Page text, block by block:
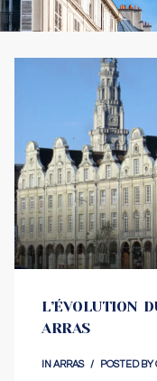
L’ÉVOLUTION
ARRAS
IN ARRAS POSTED BY